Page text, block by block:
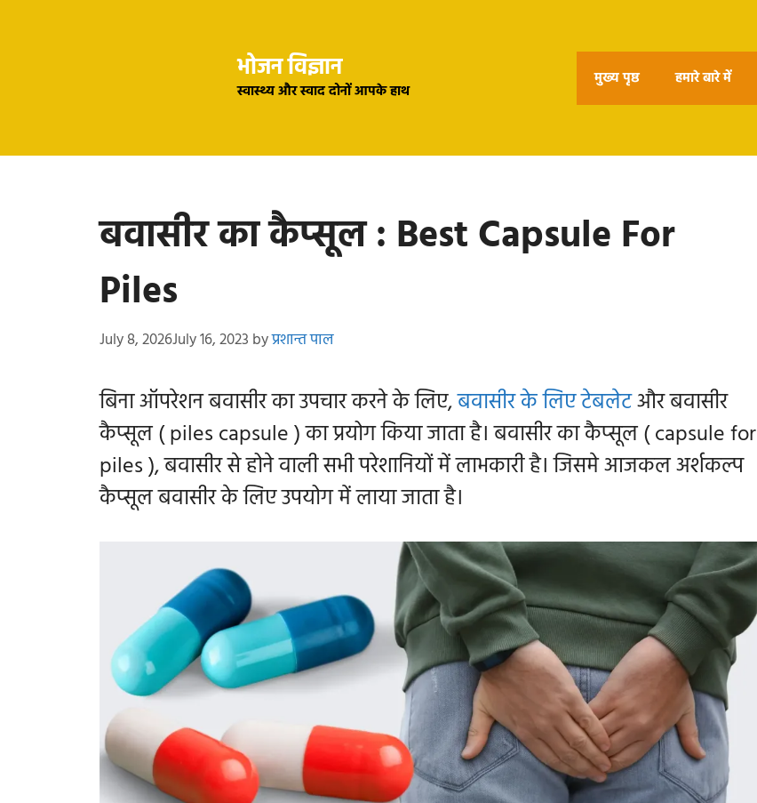
भोजन विज्ञान
स्वास्थ्य और स्वाद दोनों आपके हाथ
मुख्य पृष्ठ हमारे बारे में
बवासीर का कैप्सूल : Best Capsule For
Piles
July 8, 2026July 16, 2023 byप्रशान्त पाल
बिना ऑपरेशन बवासीर का उपचार करने के लिए,बवासीर के लिए टेबलेटऔर बवासीर
कैप्सूल ( piles capsule ) का प्रयोग किया जाता है। बवासीर का कैप्सूल( capsule for
piles ), बवासीर से होने वाली सभी परेशानियों में लाभकारी है। जिसमे आजकलअर्शकल्प
कैप्सूल बवासीर के लिए उपयोग में लाया जाता है।